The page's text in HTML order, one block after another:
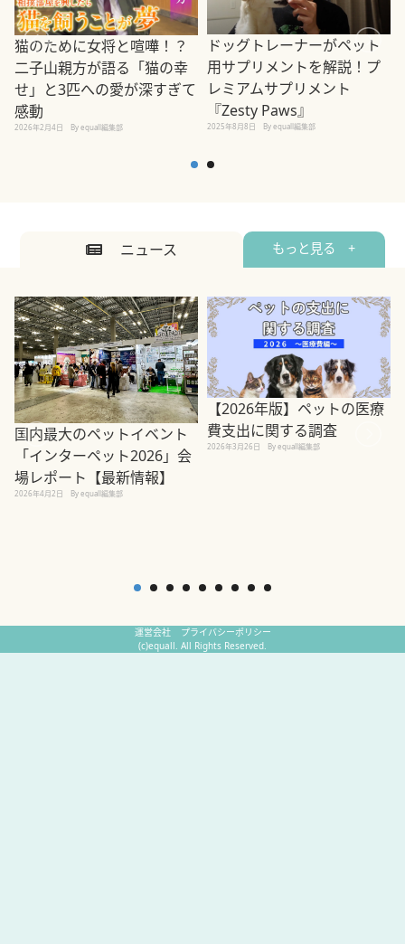
猫のために女将と喧嘩！？
二子山親方が語る「猫の幸
せ」と3匹への愛が深すぎて
感動
2026年2月4日 By equall編集部
ドッグトレーナーがペット
用サプリメントを解説！プ
レミアムサプリメント
『Zesty Paws』
2025年8月8日 By equall編集部
ニュース もっと見る +
国内最大のペットイベント
「インターペット2026」会
場レポート【最新情報】
2026年4月2日 By equall編集部
【2026年版】ペットの医療
費支出に関する調査
2026年3月26日 By equall編集部
運営会社
プライバシーポリシー
(c)equall. All Rights Reserved.